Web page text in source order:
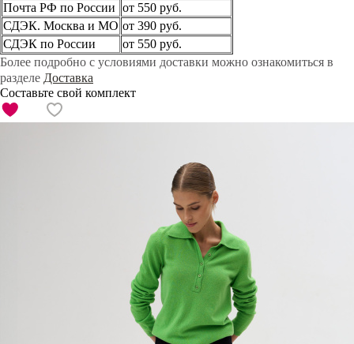
Почта РФ по России от 550 руб.
СДЭК. Москва и МО от 390 руб.
СДЭК по России
от 550 руб.
Более подробно с условиями доставки можно ознакомиться в
разделе Доставка
Составьте свой комплект